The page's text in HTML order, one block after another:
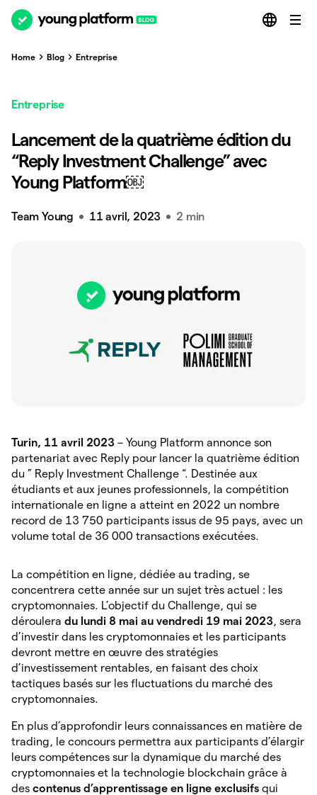
Home Blog Entreprise
Entreprise
Lancement de la quatrième édition du
“Reply Investment Challenge” avec
Young Platform￼
Team Young 11 avril, 2023 2 min
Turin, 11 avril 2023 – Young Platform annonce son
partenariat avec Reply pour lancer la quatrième édition
du ” Reply Investment Challenge “. Destinée aux
étudiants et aux jeunes professionnels, la compétition
internationale en ligne a atteint en 2022 un nombre
record de 13 750 participants issus de 95 pays, avec un
volume total de 36 000 transactions exécutées.
La compétition en ligne, dédiée au trading, se
concentrera cette année sur un sujet très actuel : les
cryptomonnaies. L’objectif du Challenge, qui se
déroulera du lundi 8 mai au vendredi 19 mai 2023, sera
d’investir dans les cryptomonnaies et les participants
devront mettre en œuvre des stratégies
d’investissement rentables, en faisant des choix
tactiques basés sur les fluctuations du marché des
cryptomonnaies.
En plus d’approfondir leurs connaissances en matière de
trading, le concours permettra aux participants d’élargir
leurs compétences sur la dynamique du marché des
cryptomonnaies et la technologie blockchain grâce à
des contenus d’apprentissage en ligne exclusifs qui